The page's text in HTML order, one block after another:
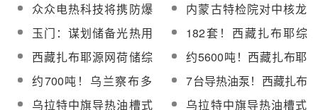
众众电热科技将携防爆
熔盐/导热油电加热器等
亮相2023首届中国长时
储能大会
内蒙古特检院对中核龙
腾乌拉特中旗导热油槽
式100MW光热发电项目
开展特种设备定期检验
工作
玉门：谋划储备光热用
导热油回收再利用等重
点招商项目46个 助推招
商引资提质增量
182套！西藏扎布耶综
合能源供应项目熔盐及
导热油三偏心蝶阀招标
西藏扎布耶源网荷储综
合能源供应项目导热油
泵中标候选人公示
约5600吨！西藏扎布耶
源网荷储一体化综合能
源供应项目导热油招标
约700吨！乌兰察布多
源蓄热式压缩空气能量
7台导热油泵！西藏扎布
耶源网荷储一体化综合
乌拉特中旗导热油槽式
乌拉特中旗导热油槽式